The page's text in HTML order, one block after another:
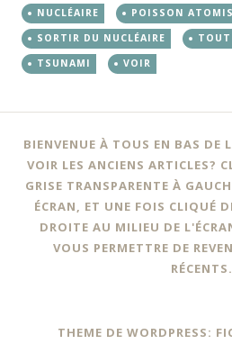
NUCLÉAIRE
POISSON
SORTIR DU NUCLÉAIRE
TOUT
TSUNAMI
VOIR
BIENVENUE À TOUS EN BAS DE
VOIR LES ANCIENS ARTICLES?
GRISE TRANSPARENTE À
ÉCRAN, ET UNE FOIS CLIQUÉ
DROITE AU MILIEU DE
VOUS PERMETTRE DE
RÉCENTS.
THEME DE WORDPRESS: